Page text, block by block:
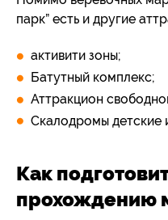
парк” есть и другие
активити зоны;
Батутный комплекс;
Аттракцион
Скалодромы детские
Как
прохождению